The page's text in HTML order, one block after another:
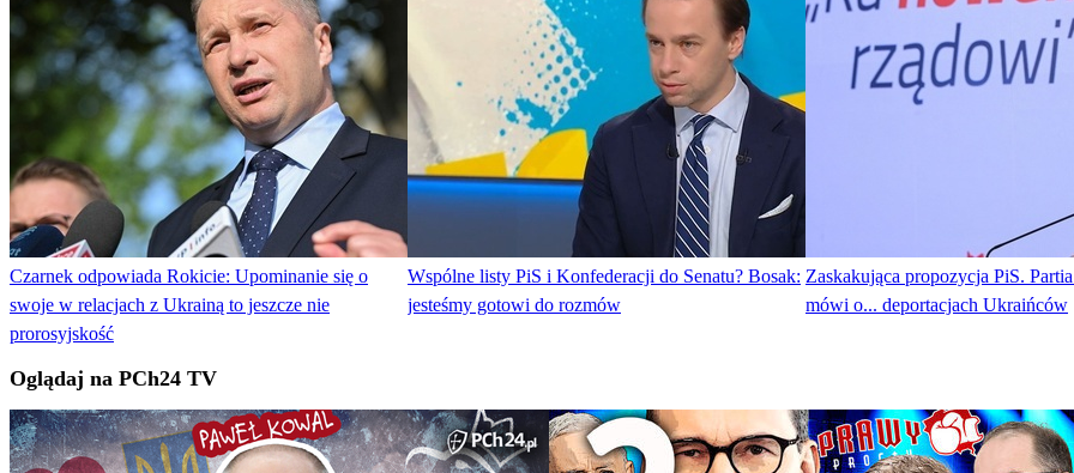
Czarnek odpowiada Rokicie: Upominanie się o
swoje w relacjach z Ukrainą to jeszcze nie
prorosyjskość
Wspólne listy PiS i Konfederacji do Senatu? Bosak:
jesteśmy gotowi do rozmów
Zaskakująca propozycja PiS.
mówi o... deportacjach Ukraińców
Oglądaj na PCh24 TV